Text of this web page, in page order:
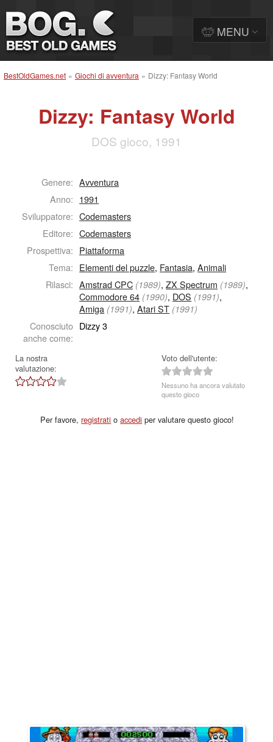
BestOldGames.net » Giochi di avventura » Dizzy: Fantasy World
Dizzy: Fantasy World
DOS gioco, 1991
Genere: Avventura
Anno: 1991
Sviluppatore: Codemasters
Editore: Codemasters
Prospettiva: Piattaforma
Tema: Elementi del puzzle, Fantasia,Animali
Rilasci: Amstrad CPC (1989),ZX Spectrum (1989),
Commodore 64 (1990), DOS (1991),
Amiga (1991),Atari ST (1991)
Conosciuto
anche come:
Dizzy 3
La nostra
valutazione:
Voto dell'utente:
Nessuno ha ancora valutato
questo gioco
Per favore,registrati oaccedi per valutare questo gioco!
MENU